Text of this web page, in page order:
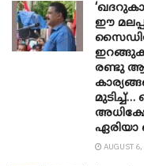
ഈ
സൈഡിൽ
രണ്ടു
മുടിച്ച്…
ഏരിയാ
AUGUST